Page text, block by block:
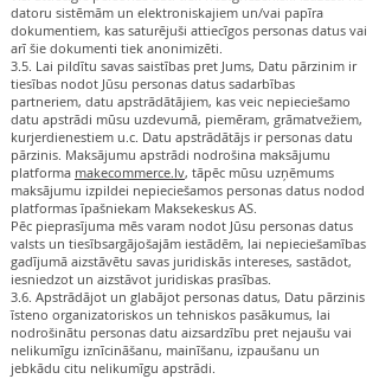
datoru sistēmām un elektroniskajiem un/vai papīra
dokumentiem, kas saturējuši attiecīgos personas datus vai
arī šie dokumenti tiek anonimizēti.
3.5. Lai pildītu savas saistības pret Jums, Datu pārzinim ir
tiesības nodot Jūsu personas datus sadarbības
partneriem, datu apstrādātājiem, kas veic nepieciešamo
datu apstrādi mūsu uzdevumā, piemēram, grāmatvežiem,
kurjerdienestiem u.c. Datu apstrādātājs ir personas datu
pārzinis. Maksājumu apstrādi nodrošina maksājumu
platforma makecommerce.lv, tāpēc mūsu uzņēmums
maksājumu izpildei nepieciešamos personas datus nodod
platformas īpašniekam Maksekeskus AS.
Pēc pieprasījuma mēs varam nodot Jūsu personas datus
valsts un tiesībsargājošajām iestādēm, lai nepieciešamības
gadījumā aizstāvētu savas juridiskās intereses, sastādot,
iesniedzot un aizstāvot juridiskas prasības.
3.6. Apstrādājot un glabājot personas datus, Datu pārzinis
īsteno organizatoriskos un tehniskos pasākumus, lai
nodrošinātu personas datu aizsardzību pret nejaušu vai
nelikumīgu iznīcināšanu, mainīšanu, izpaušanu un
jebkādu citu nelikumīgu apstrādi.